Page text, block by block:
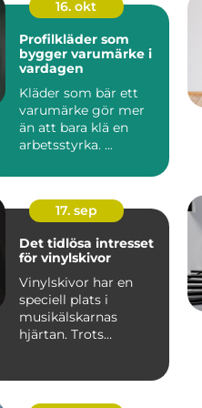
16. okt
Profilkläder som
bygger varumärke i
vardagen
Kläder som bär ett
varumärke gör mer
än att bara klä en
arbetsstyrka. ...
17. sep
Det tidlösa intresset
för vinylskivor
Vinylskivor har en
speciell plats i
musikälskarnas
hjärtan. Trots